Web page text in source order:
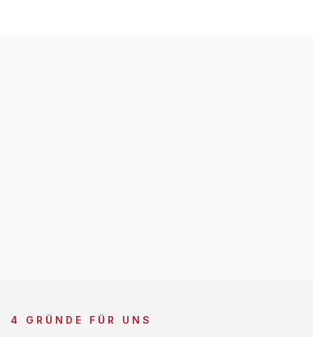
4 GRÜNDE FÜR UNS